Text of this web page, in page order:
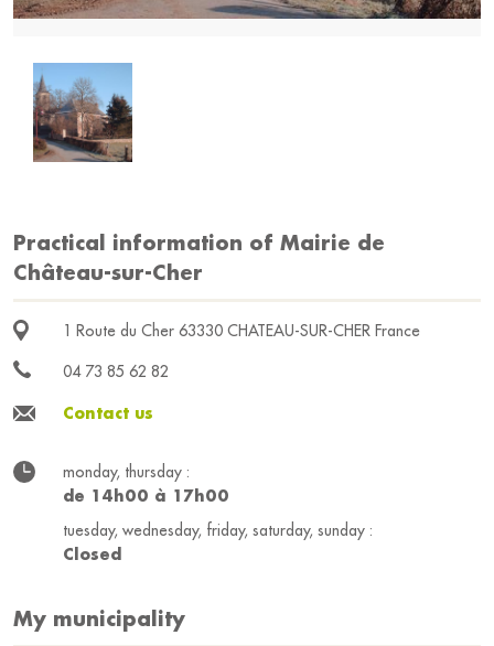
Practical information of Mairie de
Château-sur-Cher
1 Route du Cher 63330 CHATEAU-SUR-CHER France
04 73 85 62 82
Contact us
monday, thursday :
de 14h00 à 17h00
tuesday, wednesday, friday, saturday, sunday :
Closed
My municipality